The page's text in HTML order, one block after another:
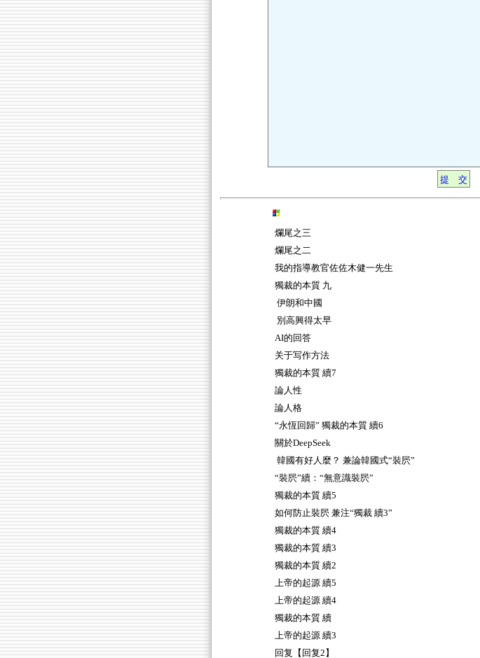
爛尾之三
爛尾之二
我的指導教官佐佐木健一先生
獨裁的本質 九
伊朗和中國
別高興得太早
AI的回答
关于写作方法
獨裁的本質 續7
論人性
論人格
“永恆回歸” 獨裁的本質 續6
關於DeepSeek
韓國有好人麼？ 兼論韓國式“裝屄”
“裝屄”續：“無意識裝屄”
獨裁的本質 續5
如何防止裝屄 兼注“獨裁 續3”
獨裁的本質 續4
獨裁的本質 續3
獨裁的本質 續2
上帝的起源 續5
上帝的起源 續4
獨裁的本質 續
上帝的起源 續3
回复【回复2】